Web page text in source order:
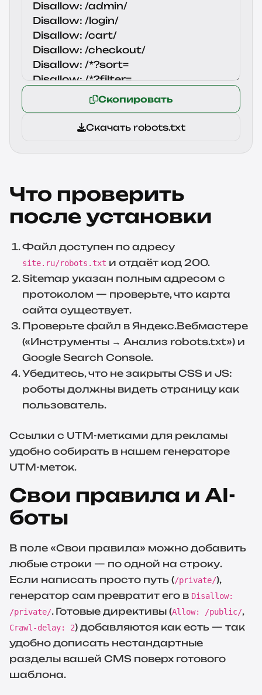
Скопировать
Скачать robots.txt
Что проверить
после установки
Файл доступен по адресу
site.ru/robots.txt и отдаёт код 200.
Sitemap указан полным адресом с
протоколом — проверьте, что карта
сайта существует.
Проверьте файл в Яндекс.Вебмастере
(«Инструменты → Анализ robots.txt») и
Google Search Console.
Убедитесь, что не закрыты CSS и JS:
роботы должны видеть страницу как
пользователь.
Ссылки с UTM-метками для рекламы
удобно собирать в нашем генераторе
UTM-меток.
Свои правила и AI-
боты
В поле «Свои правила» можно добавить
любые строки — по одной на строку.
Если написать просто путь (/private/),
генератор сам превратит его в Disallow:
/private/. Готовые директивы (Allow: /public/,
Crawl-delay: 2) добавляются как есть — так
удобно дописать нестандартные
разделы вашей CMS поверх готового
шаблона.